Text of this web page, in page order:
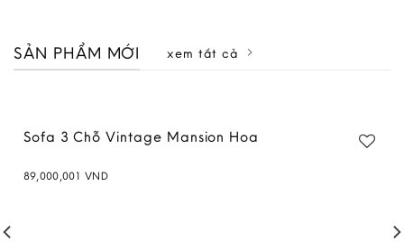
SẢN PHẨM MỚI xem tất cả
Sofa 3 Chỗ Vintage Mansion Xám
89,000,001VND